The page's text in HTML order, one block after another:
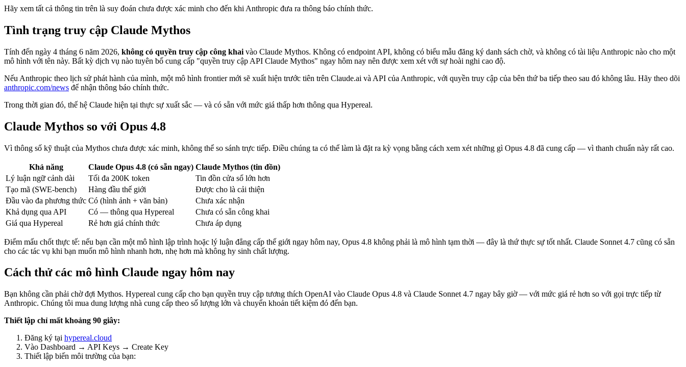
Hãy xem tất cả thông tin trên là suy đoán chưa được xác minh cho đến khi Anthropic đưa ra thông báo chính thức.
Tình trạng truy cập Claude Mythos
Tính đến ngày 4 tháng 6 năm 2026, không có quyền truy cập công khai vào Claude Mythos. Không có endpoint API, không có biểu mẫu đăng ký danh sách chờ, và không có tài liệu Anthropic nào cho một
mô hình với tên này. Bất kỳ dịch vụ nào tuyên bố cung cấp "quyền truy cập API Claude Mythos" ngay hôm nay nên được xem xét với sự hoài nghi cao độ.
Nếu Anthropic theo lịch sử phát hành của mình, một mô hình frontier mới sẽ xuất hiện trước tiên trên Claude.ai và API của Anthropic, với quyền truy cập của bên thứ ba tiếp theo sau đó không lâu. Hãy theo dõi
anthropic.com/news để nhận thông báo chính thức.
Trong thời gian đó, thế hệ Claude hiện tại thực sự xuất sắc — và có sẵn với mức giá thấp hơn thông qua Hypereal.
Claude Mythos so với Opus 4.8
Vì thông số kỹ thuật của Mythos chưa được xác minh, không thể so sánh trực tiếp. Điều chúng ta có thể làm là đặt ra kỳ vọng bằng cách xem xét những gì Opus 4.8 đã cung cấp — vì thanh chuẩn này rất cao.
Khả năng Claude Opus 4.8 (có sẵn ngay) Claude Mythos (tin đồn)
Lý luận ngữ cảnh dài
Tối đa 200K token
Tin đồn cửa sổ lớn hơn
Tạo mã (SWE-bench)
Hàng đầu thế giới
Được cho là cải thiện
Đầu vào đa phương thức Có (hình ảnh + văn bản)
Chưa xác nhận
Khả dụng qua API
Có — thông qua Hypereal
Chưa có sẵn công khai
Giá qua Hypereal
Rẻ hơn giá chính thức Chưa áp dụng
Điểm mấu chốt thực tế: nếu bạn cần một mô hình lập trình hoặc lý luận đẳng cấp thế giới ngay hôm nay, Opus 4.8 không phải là mô hình tạm thời — đây là thứ thực sự tốt nhất. Claude Sonnet 4.7 cũng có sẵn
cho các tác vụ khi bạn muốn mô hình nhanh hơn, nhẹ hơn mà không hy sinh chất lượng.
Cách thử các mô hình Claude ngay hôm nay
Bạn không cần phải chờ đợi Mythos. Hypereal cung cấp cho bạn quyền truy cập tương thích OpenAI vào Claude Opus 4.8 và Claude Sonnet 4.7 ngay bây giờ — với mức giá rẻ hơn so với gọi trực tiếp từ
Anthropic. Chúng tôi mua dung lượng nhà cung cấp theo số lượng lớn và chuyển khoản tiết kiệm đó đến bạn.
Thiết lập chỉ mất khoảng 90 giây:
Đăng ký tại hypereal.cloud
Vào Dashboard → API Keys → Create Key
Thiết lập biến môi trường của bạn: